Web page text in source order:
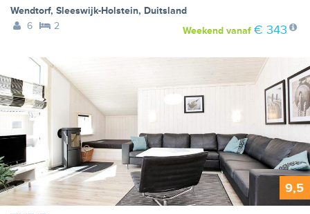
Wendtorf, Sleeswijk-Holstein, Duitsland
6
2 Weekendvanaf € 343
9,5